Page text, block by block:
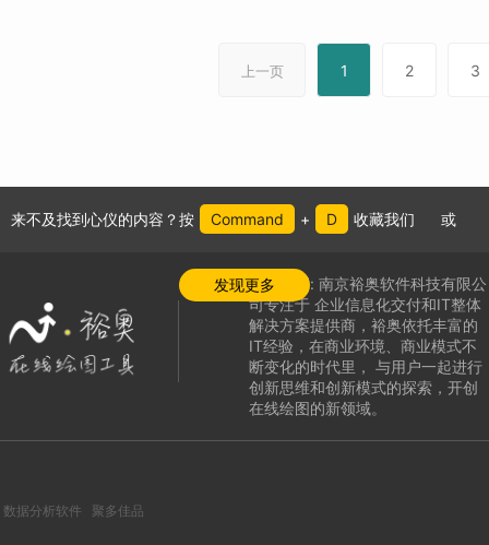
上一页 1 2 3
来不及找到心仪的内容？按 Command + D 收藏我们 或
发现更多公司介绍:南京裕奥软件科技有限公
司专注于 企业信息化交付和IT整体
解决方案提供商，裕奥依托丰富的
IT经验，在商业环境、商业模式不
断变化的时代里，
与用户一起进行
创新思维和创新模式的探索，开创
在线绘图的新领域。
数据分析软件 聚多佳品